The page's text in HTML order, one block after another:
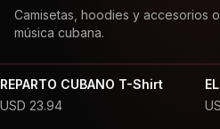
Camisetas, hoodies y accesorios
música cubana.
REPARTO CUBANO T-Shirt
USD 23.94